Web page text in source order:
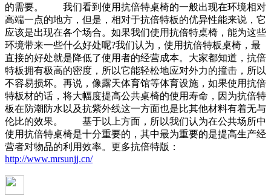
的需要。 我们看到使用抗倍特桌椅的一般出现在环境相对
高端一点的地方，但是，相对于抗倍特板的优异性能来说，它
应该是出现在各个场合。如果我们使用抗倍特桌椅，能为这些
环境带来一些什么好处呢?我们认为，使用抗倍特板桌椅，最
直接的好处就是降低了使用者的经营成本。大家都知道，抗倍
特板拥有极高的密度，所以它能轻松地应对外力的撞击，所以
不容易损坏。再说，像露天体育馆等体育设施，如果使用抗倍
特板材的话，将大幅度提高公共桌椅的使用寿命，因为抗倍特
板在防潮防水以及抗紫外线这一方面也是比其他材料有着无与
伦比的效果。 基于以上方面，所以我们认为在公共场所中
使用抗倍特桌椅是十分重要的，其中最为重要的是提高生产经
营者对物品的利用效率。更多抗倍特版：
http://www.mrsunjj.cn/